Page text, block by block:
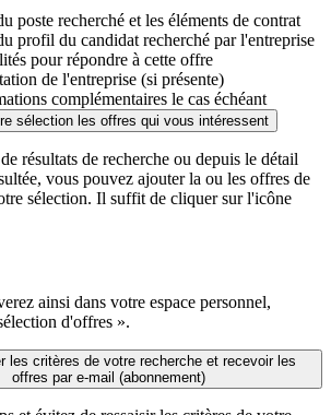
poste recherché et les éléments de contrat
profil du candidat recherché par l'entreprise
pour répondre à cette offre
de l'entreprise (si présente)
complémentaires le cas échéant
sélection les offres qui vous intéressent
résultats de recherche ou depuis le détail
vous pouvez ajouter la ou les offres de
sélection. Il suffit de cliquer sur l'icône
ainsi dans votre espace personnel,
d'offres ».
les critères de votre recherche et recevoir les
offres par e-mail (abonnement)